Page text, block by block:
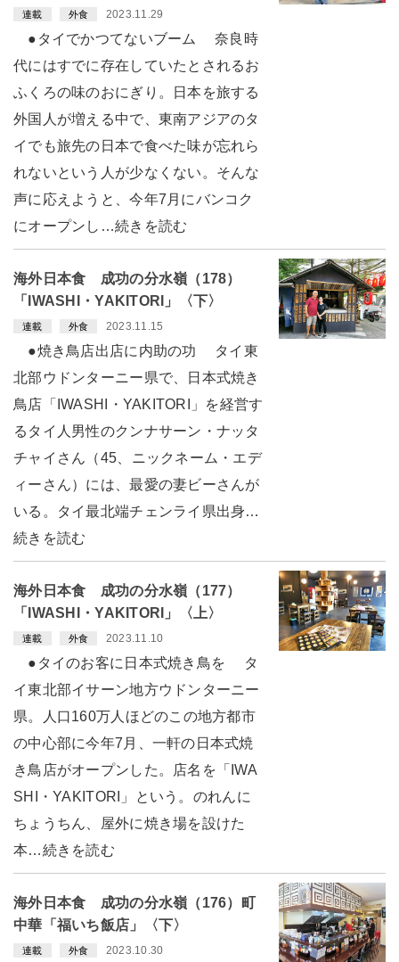
連載 外食 2023.11.29
●タイでかつてないブーム 奈良時
代にはすでに存在していたとされるお
ふくろの味のおにぎり。日本を旅する
外国人が増える中で、東南アジアのタ
イでも旅先の日本で食べた味が忘れら
れないという人が少なくない。そんな
声に応えようと、今年7月にバンコク
にオープンし…続きを読む
海外日本食 成功の分水嶺（178）
「IWASHI・YAKITORI」〈下〉
連載 外食 2023.11.15
●焼き鳥店出店に内助の功 タイ東
北部ウドンターニー県で、日本式焼き
鳥店「IWASHI・YAKITORI」を経営す
るタイ人男性のクンナサーン・ナッタ
チャイさん（45、ニックネーム・エデ
ィーさん）には、最愛の妻ビーさんが
いる。タイ最北端チェンライ県出身…
続きを読む
海外日本食 成功の分水嶺（177）
「IWASHI・YAKITORI」〈上〉
連載 外食 2023.11.10
●タイのお客に日本式焼き鳥を タ
イ東北部イサーン地方ウドンターニー
県。人口160万人ほどのこの地方都市
の中心部に今年7月、一軒の日本式焼
き鳥店がオープンした。店名を「IWA
SHI・YAKITORI」という。のれんに
ちょうちん、屋外に焼き場を設けた
本…続きを読む
海外日本食 成功の分水嶺（176）町
中華「福いち飯店」〈下〉
連載 外食 2023.10.30